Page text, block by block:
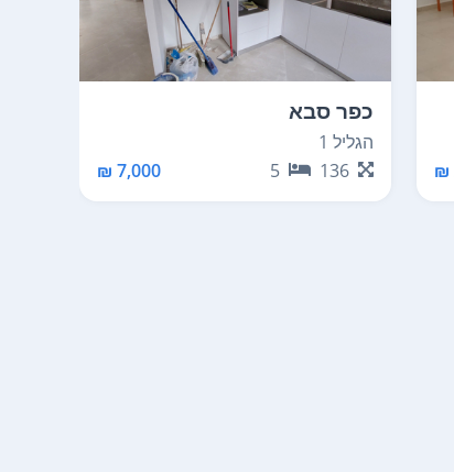
כפר סבא
הגליל 1
136
5
7,000 ₪